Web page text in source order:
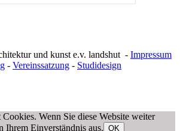
und kunst e.v. landshut - Impressum
- Vereinssatzung - Studidesign
Wenn Sie diese Website weiter
Ihrem Einverständnis aus. OK